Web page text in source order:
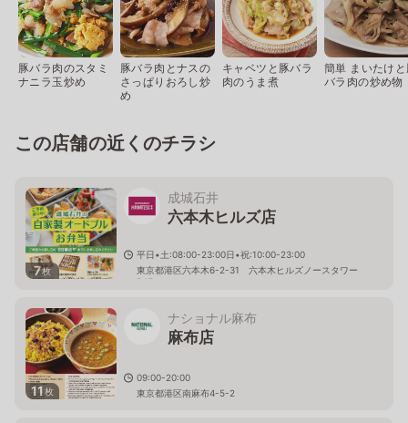
豚バラ肉のスタミ
ナニラ玉炒め
豚バラ肉とナスの
さっぱりおろし炒
め
キャベツと豚バラ
肉のうま煮
簡単 まいたけ
バラ肉の炒め物
この店舗の近くのチラシ
7枚
成城石井
六本木ヒルズ店
平日•土:08:00-23:00日•祝:10:00-23:00
東京都港区六本木6-2-31 六本木ヒルズノースタワー
B1F
11枚
ナショナル麻布
麻布店
09:00-20:00
東京都港区南麻布4-5-2